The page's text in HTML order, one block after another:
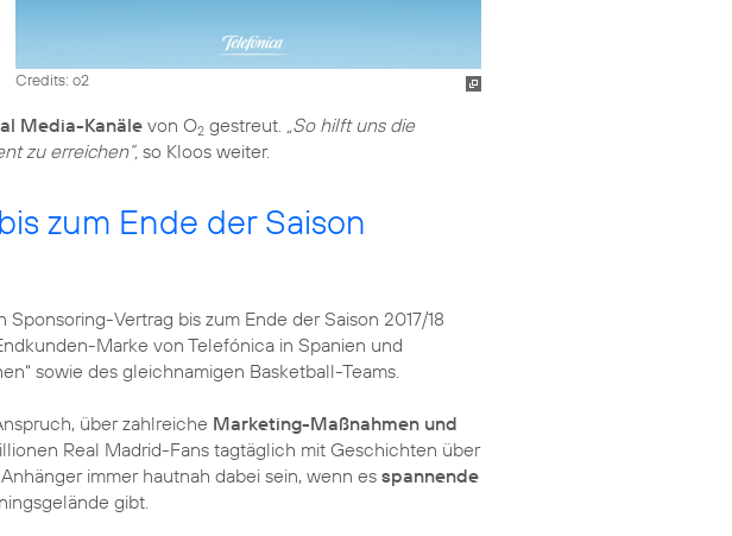
Credits: o2
Media-Kanäle von O2 gestreut. „So hilft uns die
zu erreichen“, so Kloos weiter.
zum Ende der Saison
Vertrag bis zum Ende der Saison 2017/18
Marke von Telefónica in Spanien und
sowie des gleichnamigen Basketball-Teams.
über zahlreiche Marketing-Maßnahmen und
Real Madrid-Fans tagtäglich mit Geschichten über
immer hautnah dabei sein, wenn es spannende
gibt.